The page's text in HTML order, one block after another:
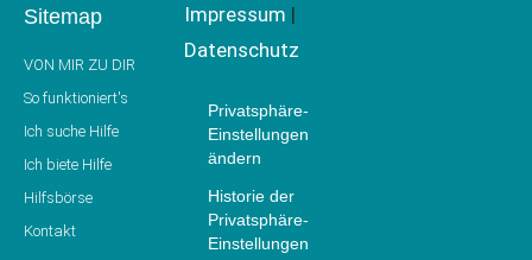
Sitemap
VON MIR ZU DIR
So funktioniert's
Ich suche Hilfe
Ich biete Hilfe
Hilfsbörse
Kontakt
Impressum |
Datenschutz
Pri­vat­sphä­re-
Ein­stel­lun­gen
ändern
His­to­rie der
Privatsphäre-
Einstellungen